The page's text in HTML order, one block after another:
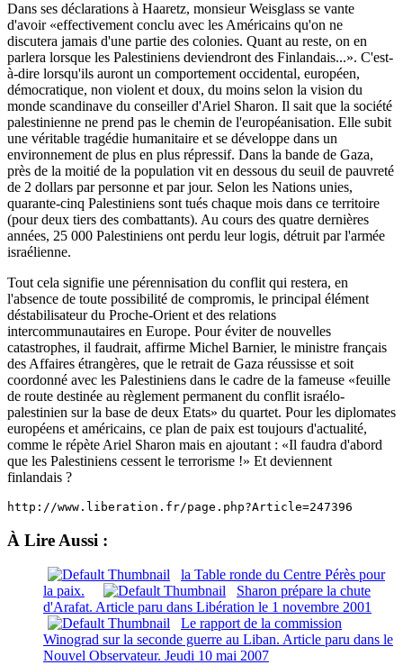
Dans ses déclarations à Haaretz, monsieur Weisglass se vante
d'avoir «effectivement conclu avec les Américains qu'on ne
discutera jamais d'une partie des colonies. Quant au reste, on en
parlera lorsque les Palestiniens deviendront des Finlandais...». C'est-
à-dire lorsqu'ils auront un comportement occidental, européen,
démocratique, non violent et doux, du moins selon la vision du
monde scandinave du conseiller d'Ariel Sharon. Il sait que la société
palestinienne ne prend pas le chemin de l'européanisation. Elle subit
une véritable tragédie humanitaire et se développe dans un
environnement de plus en plus répressif. Dans la bande de Gaza,
près de la moitié de la population vit en dessous du seuil de pauvreté
de 2 dollars par personne et par jour. Selon les Nations unies,
quarante-cinq Palestiniens sont tués chaque mois dans ce territoire
(pour deux tiers des combattants). Au cours des quatre dernières
années, 25 000 Palestiniens ont perdu leur logis, détruit par l'armée
israélienne.
Tout cela signifie une pérennisation du conflit qui restera, en
l'absence de toute possibilité de compromis, le principal élément
déstabilisateur du Proche-Orient et des relations
intercommunautaires en Europe. Pour éviter de nouvelles
catastrophes, il faudrait, affirme Michel Barnier, le ministre français
des Affaires étrangères, que le retrait de Gaza réussisse et soit
coordonné avec les Palestiniens dans le cadre de la fameuse «feuille
de route destinée au règlement permanent du conflit israélo-
palestinien sur la base de deux Etats» du quartet. Pour les diplomates
européens et américains, ce plan de paix est toujours d'actualité,
comme le répète Ariel Sharon mais en ajoutant : «Il faudra d'abord
que les Palestiniens cessent le terrorisme !» Et deviennent
finlandais ?
http://www.liberation.fr/page.php?Article=247396
À Lire Aussi :
la Table ronde du Centre Pérès pour
la paix.
Sharon prépare la chute
d'Arafat. Article paru dans Libération le 1 novembre 2001
Le rapport de la commission
Winograd sur la seconde guerre au Liban. Article paru dans le
Nouvel Observateur. Jeudi 10 mai 2007